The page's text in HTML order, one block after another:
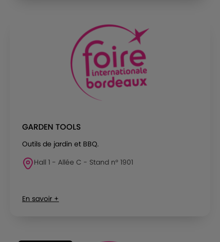
GARDEN TOOLS
Outils de jardin et BBQ.
Hall 1 - Allée C - Stand n° 1901
En savoir +